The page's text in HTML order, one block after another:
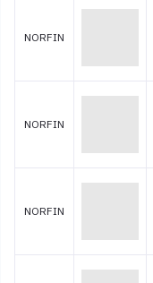
NORFIN
NORFIN
NORFIN